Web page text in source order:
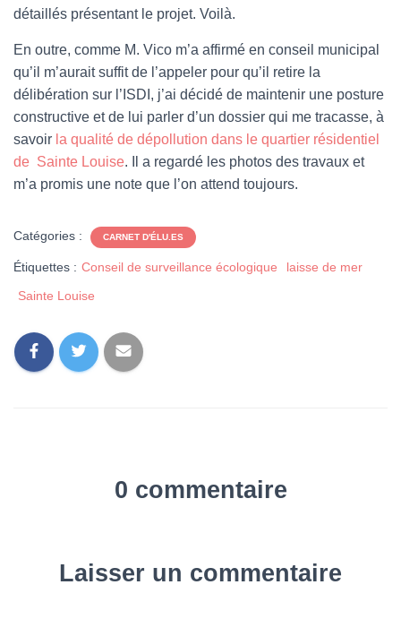
détaillés présentant le projet. Voilà.
En outre, comme M. Vico m’a affirmé en conseil municipal
qu’il m’aurait suffit de l’appeler pour qu’il retire la
délibération sur l’ISDI, j’ai décidé de maintenir une posture
constructive et de lui parler d’un dossier qui me tracasse, à
savoir la qualité de dépollution dans le quartier résidentiel
de Sainte Louise. Il a regardé les photos des travaux et
m’a promis une note que l’on attend toujours.
Catégories : CARNET D'ÉLU.ES
Étiquettes : Conseil de surveillance écologique
laisse de mer
Sainte Louise
0 commentaire
Laisser un commentaire